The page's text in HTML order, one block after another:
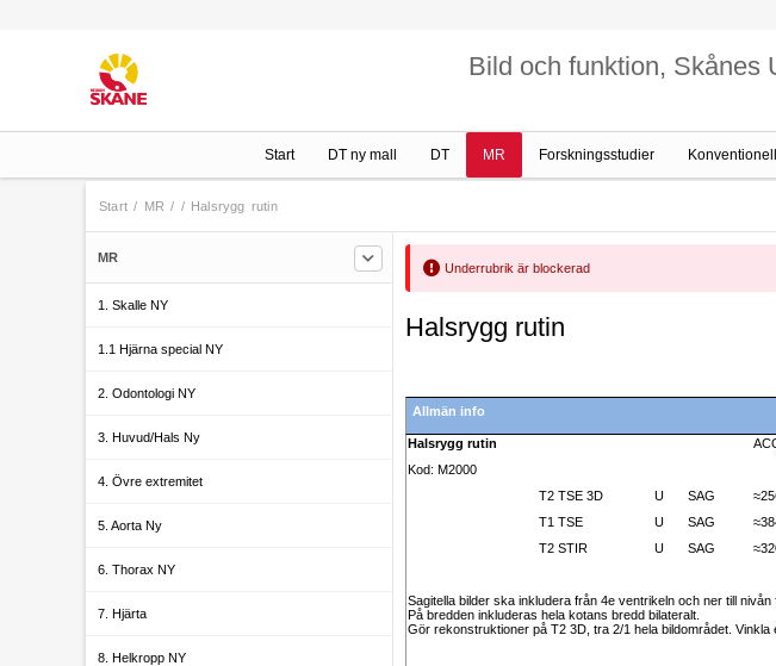
Bild och funktion, Skånes
Start DT ny mall DT MR Forskningsstudier
Start / MR / / Halsrygg rutin
MR
1. Skalle NY
1.1 Hjärna special NY
2. Odontologi NY
3. Huvud/Hals Ny
4. Övre extremitet
5. Aorta Ny
6. Thorax NY
7. Hjärta
8. Helkropp NY
Underrubrik är blockerad
Halsrygg rutin
Allmän info
Halsrygg rutin
Kod: M2000
T2 TSE 3D
U SAG
T1 TSE
U SAG
T2 STIR
U SAG
Sagitella bilder ska inkludera från 4e ventrikeln och ner till
På bredden inkluderas hela kotans bredd bilateralt.
Gör rekonstruktioner på T2 3D, tra 2/1 hela bildområdet.